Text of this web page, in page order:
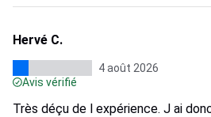
Hervé C.
4 août 2026
Avis vérifié
Très déçu de l expérience. J ai